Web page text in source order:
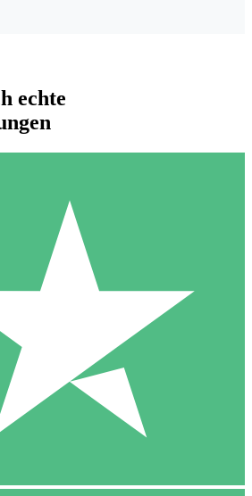
Credit-Pakete
mit Download-Credits. Keine
Verpflichtung erforderlich.
10 00
echte